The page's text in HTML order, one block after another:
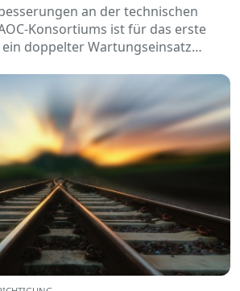
an der technischen
Konsortiums ist für das erste
doppelter Wartungseinsatz